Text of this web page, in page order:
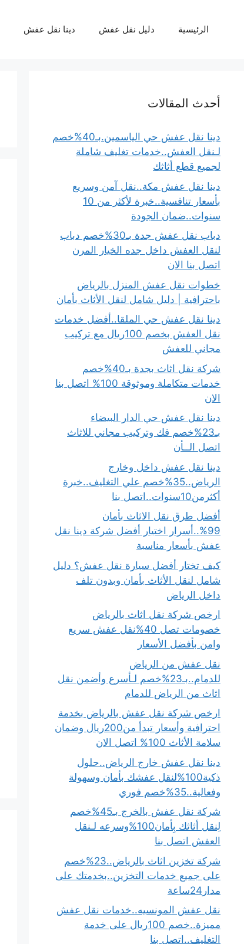
الرئيسية دليل نقل عفش دينا نقل عفش
أحدث المقالات
دينا نقل عفش حي الياسمين.بـ40%خصم
لـنقل العفش..خدمات تغليف شاملة
لجميع قطع أثاثك
دينا نقل عفش مكة..نقل آمن وسريع
بأسعار تنافسية..خبرة لأكثر من 10
سنوات..ضمان الجودة
دباب نقل عفش جدة بـ30%خصم دباب
لنقل العفش داخل جده الخيار المرن
اتصل بنا الان
خطوات نقل عفش المنزل بالرياض
باحترافية | دليل شامل لنقل الأثاث بأمان
دينا نقل عفش حي الملقا..أفضل خدمات
نقل العفش بخصم 100ريال مع تركيب
مجاني للعفش
شركة نقل اثاث بجدة بـ40%خصم
خدمات متكاملة وموثوقة 100% اتصل بنا
الان
دينا نقل عفش حي الدار البيضاء
بـ23%خصم فك وتركيب مجاني للاثاث
اتصل الــأن
دينا نقل عفش داخل وخارج
الرياض..35%خصم علي التغليف..خبرة
أكثرمن10سنوات..اتصل بنا
أفضل طرق نقل الاثاث بأمان
99%..أسرار اختيار أفضل شركة دينا نقل
عفش بأسعار مناسبة
كيف تختار أفضل سيارة نقل عفش؟ دليل
شامل لنقل الأثاث بأمان وبدون تلف
داخل الرياض
ارخص شركة نقل اثاث بالرياض
خصومات تصل 40%نقل عفش سريع
وامن بأفضل الأسعار
نقل عفش من الرياض
للدمام..بـ23%خصم لـأسرع وأضمن نقل
اثاث من الرياض للدمام
ارخص شركة نقل عفش بالرياض بخدمة
احترافية وأسعار تبدأ من200ريال وضمان
سلامة الأثاث 100% اتصل الان
دينا نقل عفش خارج الرياض..حلول
ذكية100%لنقل عفشك بأمان وسهولة
وفعالية..35%خصم فوري
شركة نقل عفش بالخرج بـ45%خصم
لِنقل أثاثك بِأمان100%وسرعه لـنقل
العفش اتصل بنا
شركة تخزين اثاث بالرياض..23%خصم
على جميع خدمات التخزين..بخدمتك على
مدار24ساعة
نقل عفش المونسيه..خدمات نقل عفش
مميزة..خصم 100ريال على خدمة
التغليف..اتصل بنا